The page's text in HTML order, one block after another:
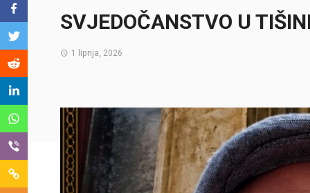
SVJEDOČANSTVO U
1 lipnja, 2026